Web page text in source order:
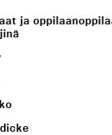
ja